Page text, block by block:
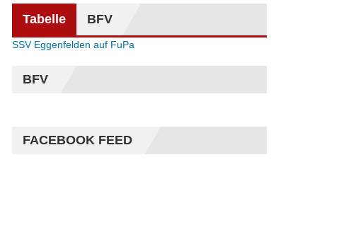
Tabelle BFV
SSV Eggenfelden auf FuPa
BFV
FACEBOOK FEED